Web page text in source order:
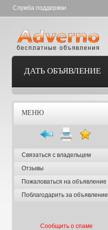
Служба поддержки
ДАТЬ ОБЪЯВЛЕНИЕ
МЕНЮ
Связаться с владельцем
Отзывы
Пожаловаться на объявление
Поблагодарить за объявление
Сообщить о спаме